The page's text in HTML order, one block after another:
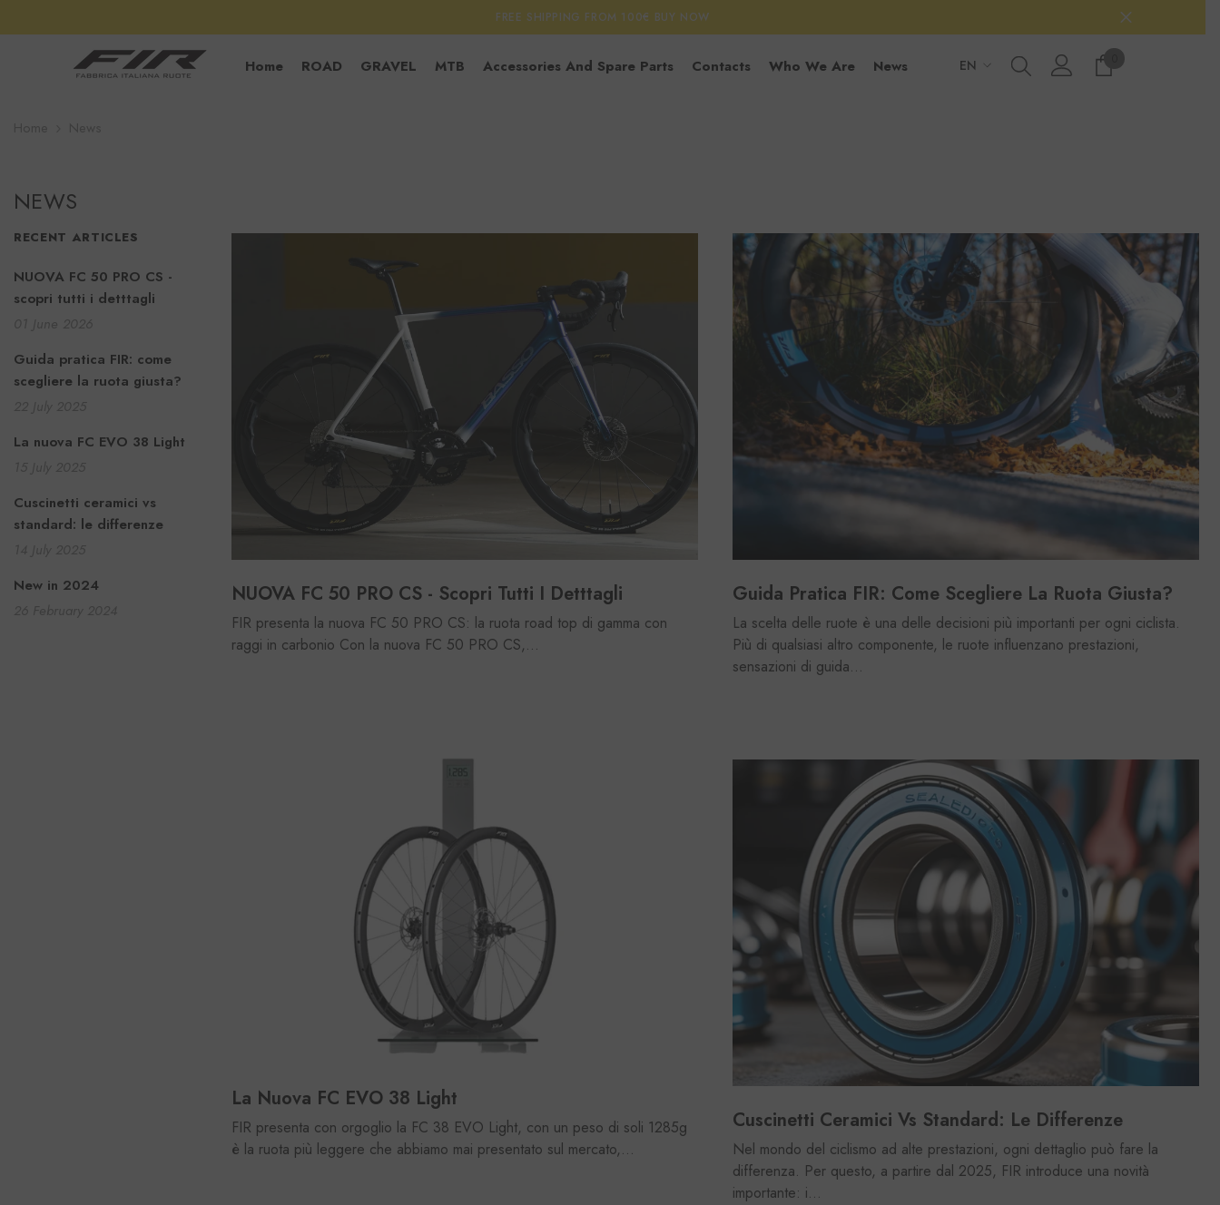
FREE SHIPPING FROM 100€ BUY NOW
Home ROAD GRAVEL MTB Accessories And Spare Parts Contacts Who We Are News EN 0 prodotti
NEWS
RECENT ARTICLES
NUOVA FC 50 PRO CS -
scopri tutti i detttagli
Guida pratica FIR: come
scegliere la ruota giusta?
La nuova FC EVO 38 Light
Cuscinetti ceramici vs
standard: le differenze
New in 2024
NUOVA FC 50 PRO CS - Scopri Tutti I Detttagli
FIR presenta la nuova FC 50 PRO CS: la ruota road top di gamma con
raggi in carbonio Con la nuova FC 50 PRO CS,...
Guida Pratica FIR: Come Scegliere La Ruota Giusta?
La scelta delle ruote è una delle decisioni più importanti per ogni ciclista.
Più di qualsiasi altro componente, le ruote influenzano prestazioni,
sensazioni di guida...
La Nuova FC EVO 38 Light
FIR presenta con orgoglio la FC 38 EVO Light, con un peso di soli 1285g
è la ruota più leggere che abbiamo mai presentato sul mercato,...
Cuscinetti Ceramici Vs Standard: Le Differenze
Nel mondo del ciclismo ad alte prestazioni, ogni dettaglio può fare la
differenza. Per questo, a partire dal 2025, FIR introduce una novità
importante: i...